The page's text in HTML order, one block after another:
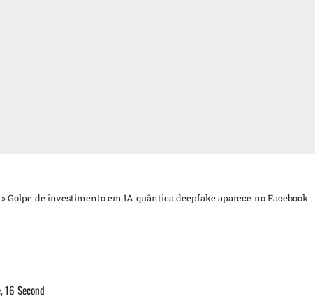
Golpe de investimento em IA quântica deepfake aparece no Facebook
16 Second